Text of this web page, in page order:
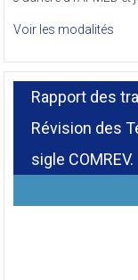
Voir les modalités
Rapport des
Révision des
sigle COMREV.